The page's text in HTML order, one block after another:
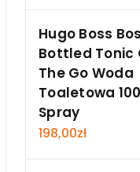
Hugo Boss
Bottled Tonic
The Go Woda
Toaletowa
Spray
198,00zł